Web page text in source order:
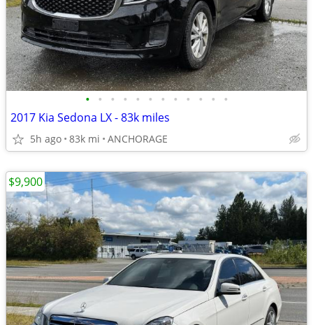
• • • • • • • • • • • •
2017 Kia Sedona LX - 83k miles
5h ago 83k mi ANCHORAGE
$9,900